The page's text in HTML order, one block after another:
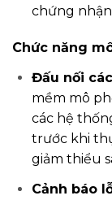
chứng
Chức năng
Đấu nối
mềm mô
các hệ
trước khi
giảm thiểu
Cảnh báo